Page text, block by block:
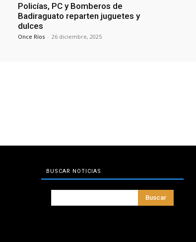
Policías, PC y Bomberos de
Badiraguato reparten juguetes y
dulces
Once Ríos - 26 diciembre, 2025
BUSCAR NOTICIAS
Buscar